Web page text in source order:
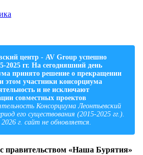
центр - AV Group успешно
2025 гг. На сегодняшний день
принято решение о прекращении
этом участники консорциума
и не исключают
совместных проектов
Консорциума Леонтьевский
его существования (2015-2025 гг.).
г. сайт не обновляется.
правительством «Наша Бурятия»